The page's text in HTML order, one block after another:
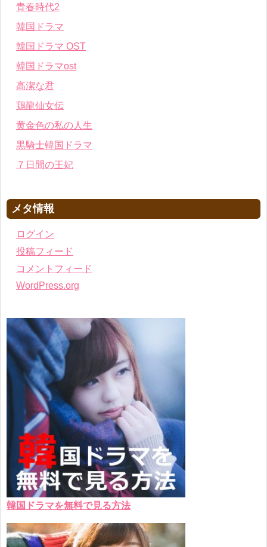
青春時代2
韓国ドラマ
韓国ドラマ OST
韓国ドラマost
高潔な君
鶏龍仙女伝
黄金色の私の人生
黒騎士韓国ドラマ
７日間の王妃
メタ情報
ログイン
投稿フィード
コメントフィード
WordPress.org
韓国ドラマを無料で見る方法